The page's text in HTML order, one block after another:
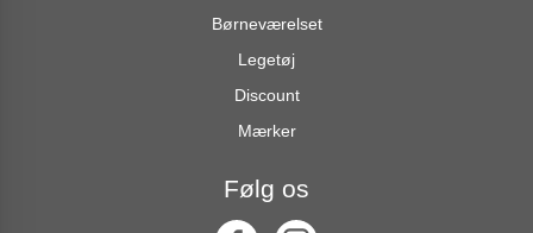
Børneværelset
Legetøj
Discount
Mærker
Følg os